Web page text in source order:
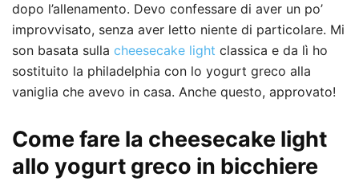
dopo l’allenamento. Devo confessare di aver un po’
improvvisato, senza aver letto niente di particolare. Mi
son basata sulla cheesecake light classica e da lì ho
sostituito la philadelphia con lo yogurt greco alla
vaniglia che avevo in casa. Anche questo, approvato!
Come fare la cheesecake light
allo yogurt greco in bicchiere